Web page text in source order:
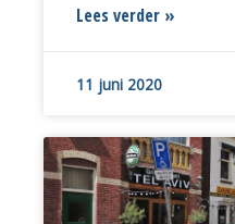
Lees verder »
11 juni 2020